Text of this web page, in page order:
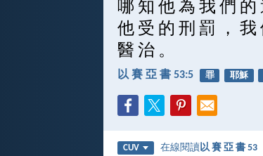
哪 知 他 為 我 們 的
他 受 的 刑 罰 ， 我
醫 治 。
以 賽 亞 書 53:5 罪 耶穌
CUV 在線閱讀以 賽 亞 書 53